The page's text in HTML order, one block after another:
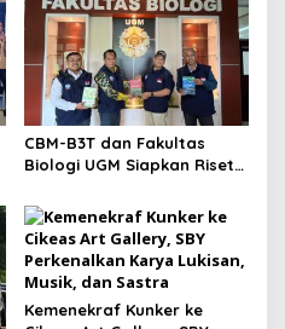
CBM-B3T dan Fakultas
Biologi UGM Siapkan Riset
Penguatan Biomaritim
Wilayah 3T
Kemenekraf Kunker ke